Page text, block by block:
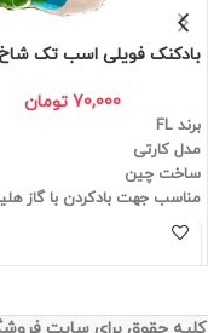
بادکنک فویلی اسب تک شاخ
70,000 تومان
برند FL
مدل کارتی
ساخت چین
مناسب جهت بادکردن با گاز